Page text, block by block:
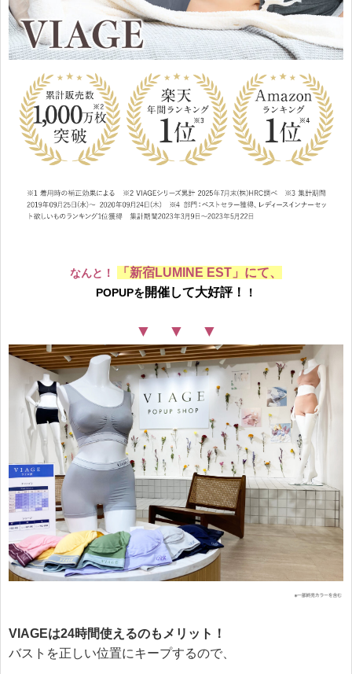
なんと！ 「新宿LUMINE EST」にて、
POPUPを開催して大好評！ ！
▼ ▼ ▼
VIAGEは24時間使えるのもメリット！
バストを正しい位置にキープするので、